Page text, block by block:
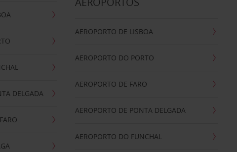
DELGADA
AEROPORTO DE LISBOA
AEROPORTO DO PORTO
AEROPORTO DE FARO
AEROPORTO DE PONTA DELGADA
AEROPORTO DO FUNCHAL